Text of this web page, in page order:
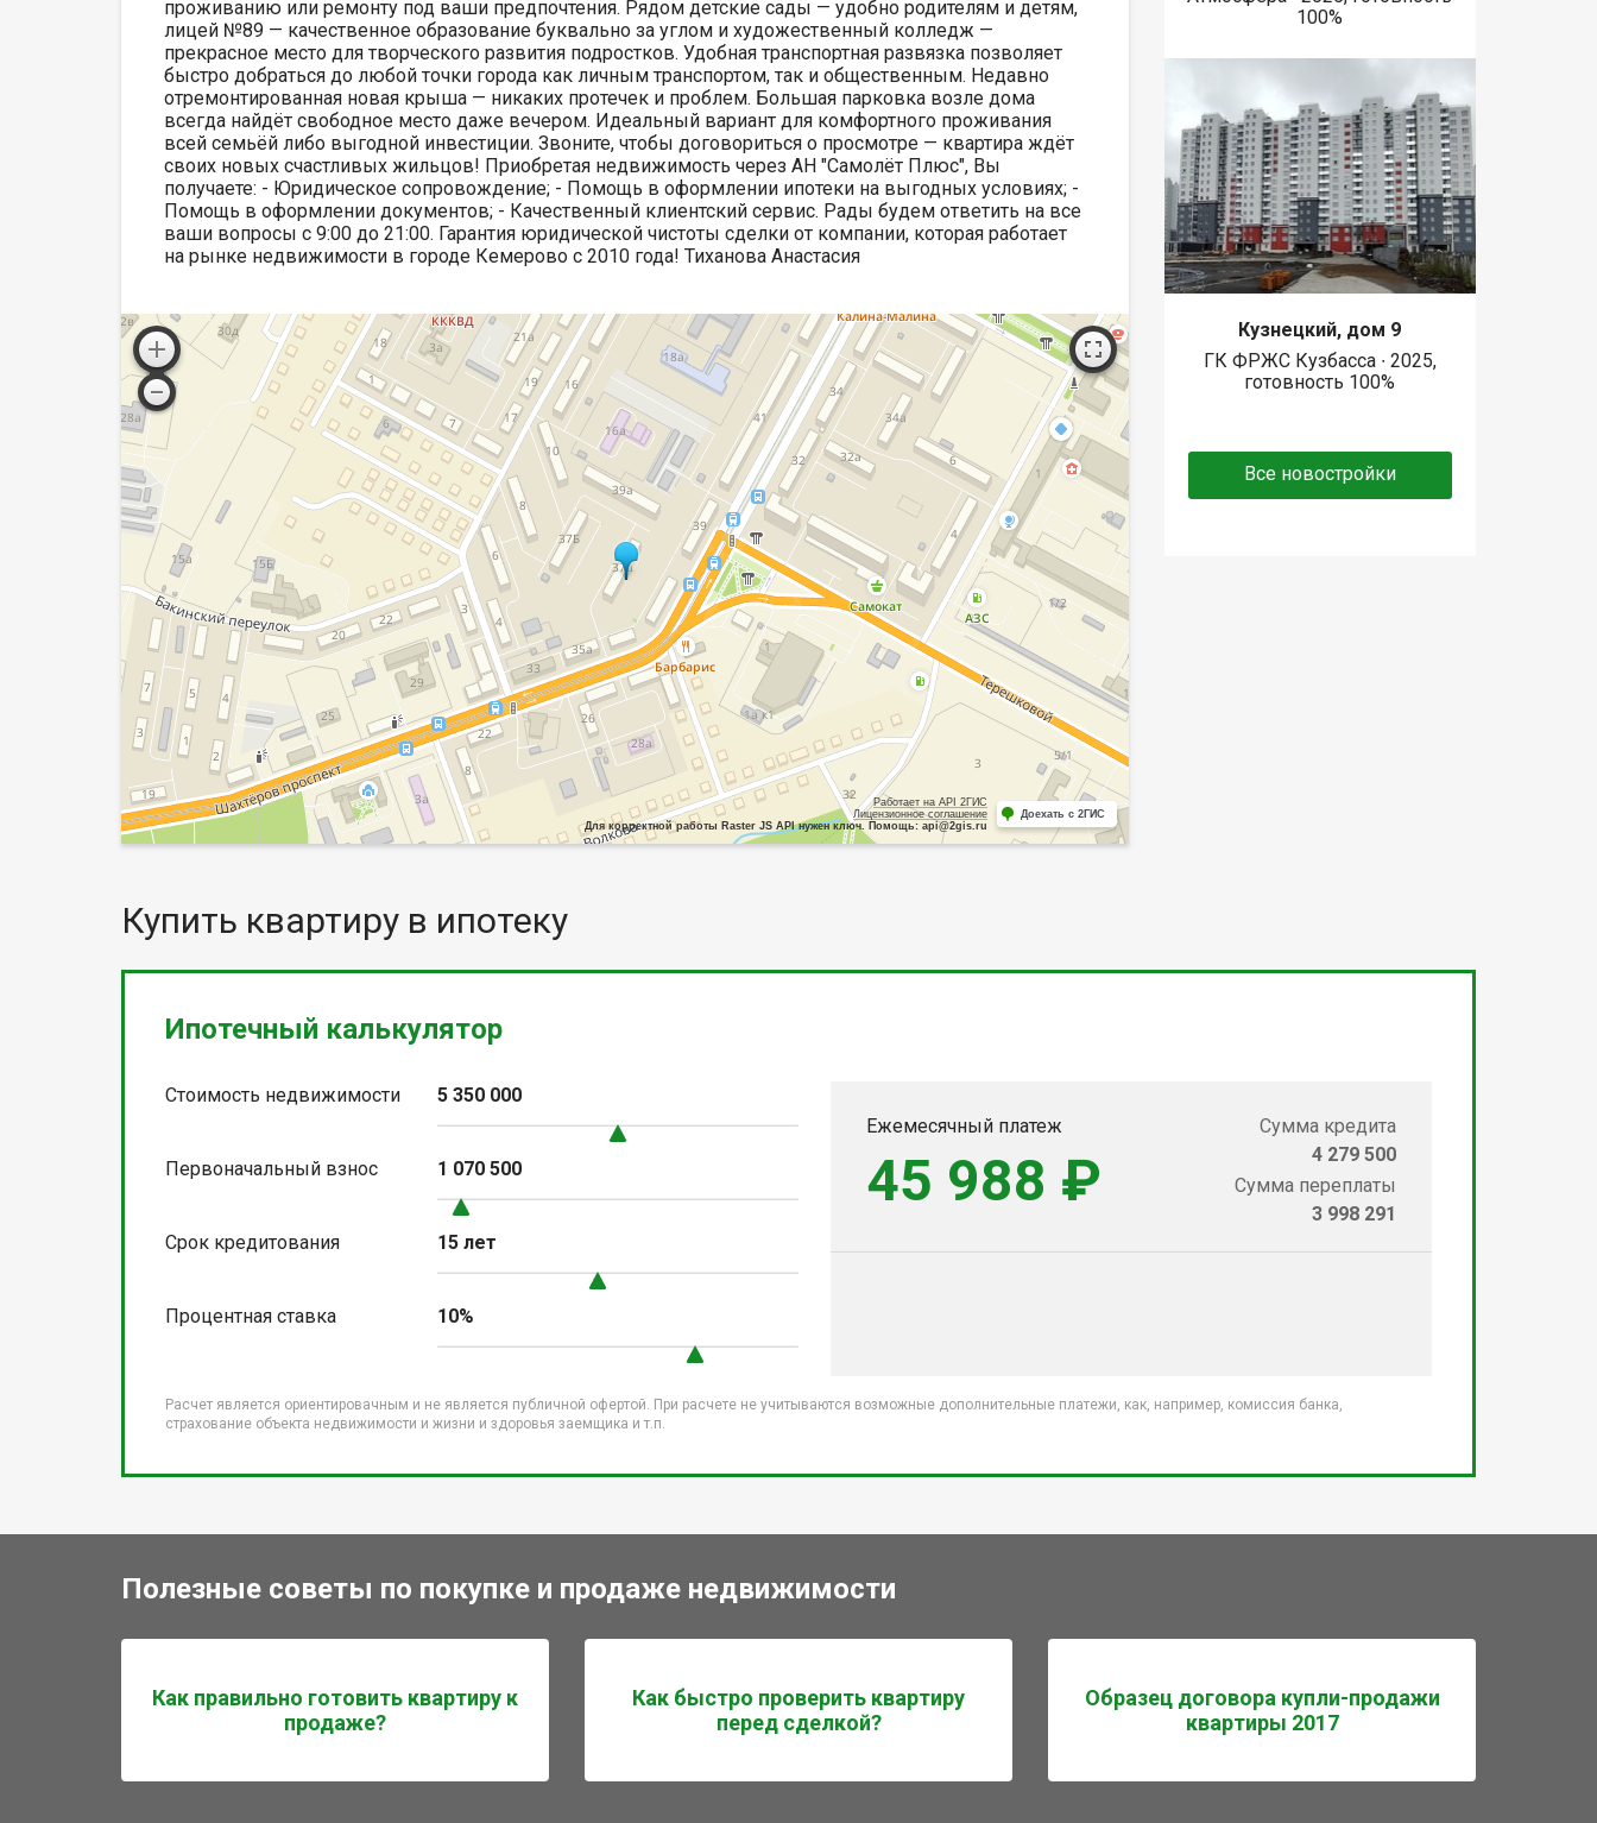
проживанию или ремонту под ваши предпочтения. Рядом детские сады — удобно родителям и детям,
лицей №89 — качественное образование буквально за углом и художественный колледж —
прекрасное место для творческого развития подростков. Удобная транспортная развязка позволяет
быстро добраться до любой точки города как личным транспортом, так и общественным. Недавно
отремонтированная новая крыша — никаких протечек и проблем. Большая парковка возле дома
всегда найдёт свободное место даже вечером. Идеальный вариант для комфортного проживания
всей семьёй либо выгодной инвестиции. Звоните, чтобы договориться о просмотре — квартира ждёт
своих новых счастливых жильцов! Приобретая недвижимость через АН "Самолёт Плюс", Вы
получаете: - Юридическое сопровождение; - Помощь в оформлении ипотеки на выгодных условиях; -
Помощь в оформлении документов; - Качественный клиентский сервис. Рады будем ответить на все
ваши вопросы с 9:00 до 21:00​. Гарантия юридической чистоты сделки от компании, которая работает
на рынке недвижимости в городе Кемерово с 2010 года! Тиханова Анастасия
Работает на API 2ГИС
Лицензионное соглашение
Для корректной работы Raster JS API нужен ключ. Помощь: api@2gis.ru
Доехать с 2ГИС
100%
Кузнецкий, дом 9
ГК ФРЖС Кузбасса ∙ 2025,
готовность 100%
Все новостройки
Купить квартиру в ипотеку
Ипотечный калькулятор
Стоимость недвижимости 5 350 000
Первоначальный взнос 1 070 500
Срок кредитования 15 лет
Процентная ставка 10%
Ежемесячный платеж
45 988 ₽
Сумма кредита
4 279 500
Сумма переплаты
3 998 291
Расчет является ориентировачным и не является публичной офертой. При расчете не учитываются возможные дополнительные платежи, как, например, комиссия банка,
страхование объекта недвижимости и жизни и здоровья заемщика и т.п.
Полезные советы по покупке и продаже недвижимости
Как правильно готовить квартиру к
продаже?
Как быстро проверить квартиру
перед сделкой?
Образец договора купли-продажи
квартиры 2017